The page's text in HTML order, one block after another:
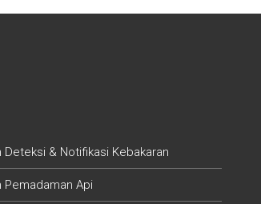
Deteksi & Notifikasi Kebakaran
Pemadaman Api